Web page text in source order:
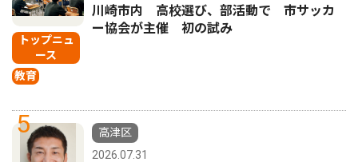
トップニュ
ース
教育
川崎市内 高校選び、部活動で 市サッカ
ー協会が主催 初の試み
5
高津区
2026.07.31